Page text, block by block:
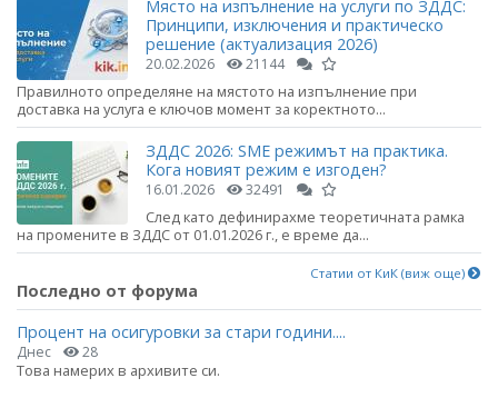
Място на изпълнение на услуги по ЗДДС:
Принципи, изключения и практическо
решение (актуализация 2026)
20.02.2026 21144
Правилното определяне на мястото на изпълнение при
доставка на услуга е ключов момент за коректното...
ЗДДС 2026: SME режимът на практика.
Кога новият режим е изгоден?
16.01.2026 32491
След като дефинирахме теоретичната рамка
на промените в ЗДДС от 01.01.2026 г., е време да...
Статии от КиК (виж още)
Последно от форума
Процент на осигуровки за стари години....
Днес 28
Това намерих в архивите си.